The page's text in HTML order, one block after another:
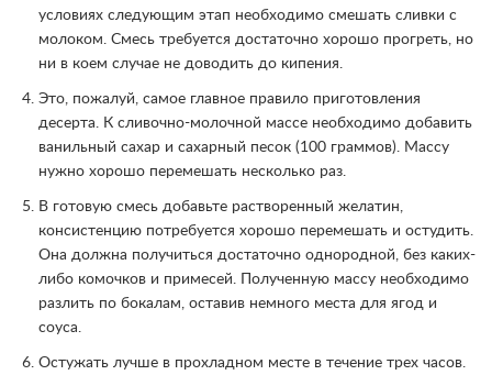
условиях следующим этап необходимо смешать сливки с
молоком. Смесь требуется достаточно хорошо прогреть, но
ни в коем случае не доводить до кипения.
Это, пожалуй, самое главное правило приготовления
десерта. К сливочно-молочной массе необходимо добавить
ванильный сахар и сахарный песок (100 граммов). Массу
нужно хорошо перемешать несколько раз.
В готовую смесь добавьте растворенный желатин,
консистенцию потребуется хорошо перемешать и остудить.
Она должна получиться достаточно однородной, без каких-
либо комочков и примесей. Полученную массу необходимо
разлить по бокалам, оставив немного места для ягод и
соуса.
Остужать лучше в прохладном месте в течение трех часов.